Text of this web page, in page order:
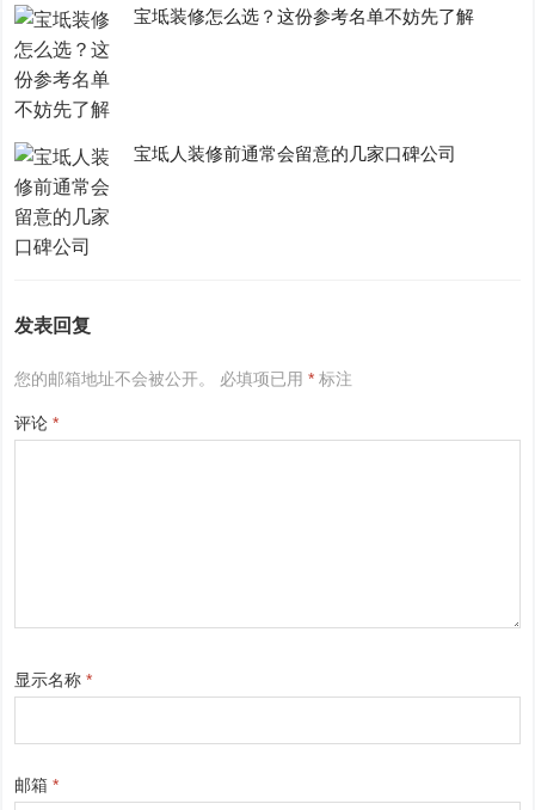
宝坻装修怎么选？这份参考名单不妨先了解
宝坻人装修前通常会留意的几家口碑公司
发表回复
您的邮箱地址不会被公开。 必填项已用* 标注
评论*
显示名称*
邮箱*